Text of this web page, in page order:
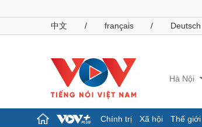
中文
/ français / Deutsch
Hà Nội
Chính trị Xã hội Thế giới